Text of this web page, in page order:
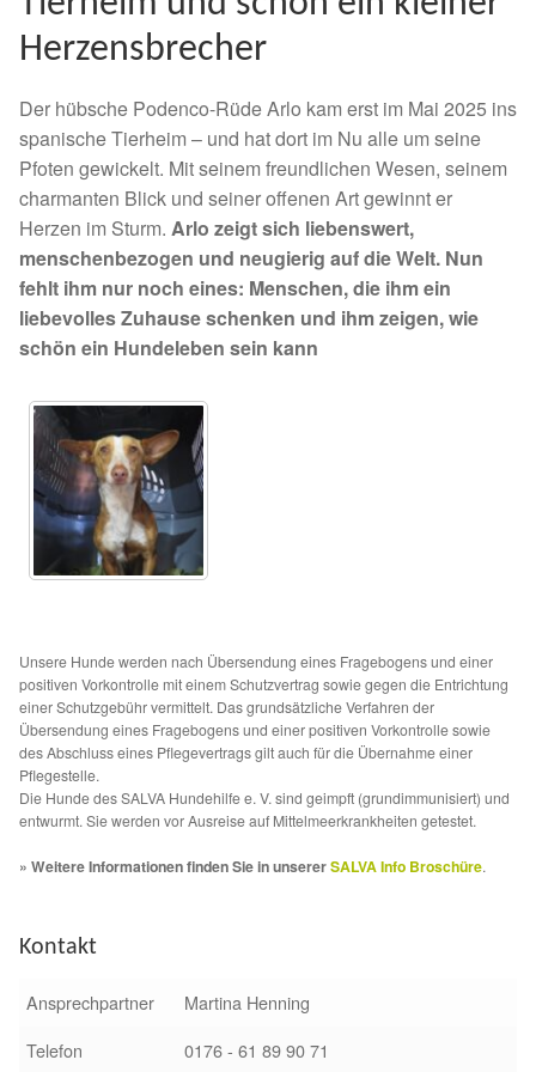
Spenden 2023
Juli bis Dezember 2023
Januar bis Juni 2023
Spenden 2022
Juli bis Dezember 2022
Januar bis Juni 2022
Spenden 2021
Juli bis Dezember 2021
Fördermitgliedschaft
Auslandstierschutz
Schutzgebühr
Unsere Notnasen
Notnasen in Deutschland
Wichtige Gedanken vor der Adoption
Herzensbrecher
Der hübsche Podenco-Rüde Arlo kam erst im Mai 2025 ins
spanische Tierheim – und hat dort im Nu alle um seine
Pfoten gewickelt. Mit seinem freundlichen Wesen, seinem
charmanten Blick und seiner offenen Art gewinnt er
Herzen im Sturm. Arlo zeigt sich liebenswert,
menschenbezogen und neugierig auf die Welt. Nun
fehlt ihm nur noch eines: Menschen, die ihm ein
liebevolles Zuhause schenken und ihm zeigen, wie
schön ein Hundeleben sein kann
Unsere Hunde werden nach Übersendung eines Fragebogens und einer
positiven Vorkontrolle mit einem Schutzvertrag sowie gegen die Entrichtung
einer Schutzgebühr vermittelt. Das grundsätzliche Verfahren der
Übersendung eines Fragebogens und einer positiven Vorkontrolle sowie
des Abschluss eines Pflegevertrags gilt auch für die Übernahme einer
Pflegestelle.
Die Hunde des SALVA Hundehilfe e. V. sind geimpft (grundimmunisiert) und
entwurmt. Sie werden vor Ausreise auf Mittelmeerkrankheiten getestet.
» Weitere Informationen finden Sie in unsererSALVA Info Broschüre.
Kontakt
Ansprechpartner
Martina Henning
Telefon
0176 - 61 89 90 71